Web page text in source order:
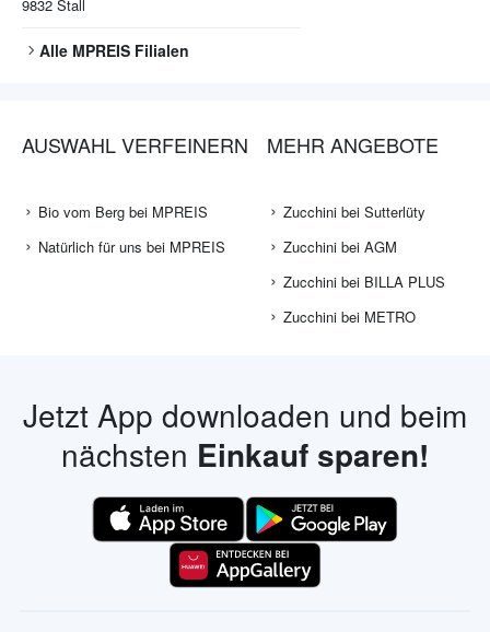
9832 Stall
Alle MPREIS Filialen
AUSWAHL VERFEINERN
Bio vom Berg bei MPREIS
Natürlich für uns bei MPREIS
MEHR ANGEBOTE
Zucchini bei Sutterlüty
Zucchini bei AGM
Zucchini bei BILLA PLUS
Zucchini bei METRO
Jetzt App downloaden und beim
nächsten Einkauf sparen!